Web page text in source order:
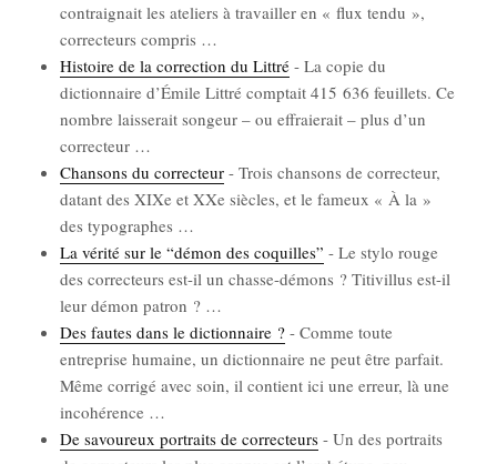
contrai­gnait les ate­liers à tra­vailler en « flux ten­du »,
cor­rec­teurs com­pris …
His­toire de la cor­rec­tion du Lit­tré - La copie du
dic­tion­naire d’É­mile Lit­tré comp­tait 415 636 feuillets. Ce
nombre lais­se­rait son­geur – ou effraie­rait – plus d’un
cor­rec­teur …
Chan­sons du cor­rec­teur - Trois chan­sons de cor­rec­teur,
datant des XIXe et XXe siècles, et le fameux « À la »
des typo­graphes …
La véri­té sur le “démon des coquilles” - Le sty­lo rouge
des cor­rec­teurs est-il un chasse-démons ? Titi­vil­lus est-il
leur démon patron ? …
Des fautes dans le dic­tion­naire ? - Comme toute
entre­prise humaine, un dic­tion­naire ne peut être par­fait.
Même cor­ri­gé avec soin, il contient ici une erreur, là une
inco­hé­rence …
De savou­reux por­traits de cor­rec­teurs - Un des por­traits